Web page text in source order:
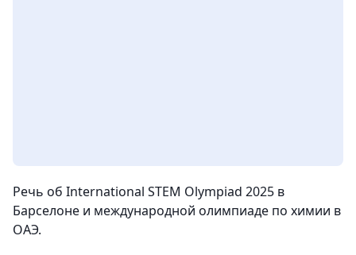
Речь об International STEM Olympiad 2025 в
Барселоне и международной олимпиаде по химии в
ОАЭ.